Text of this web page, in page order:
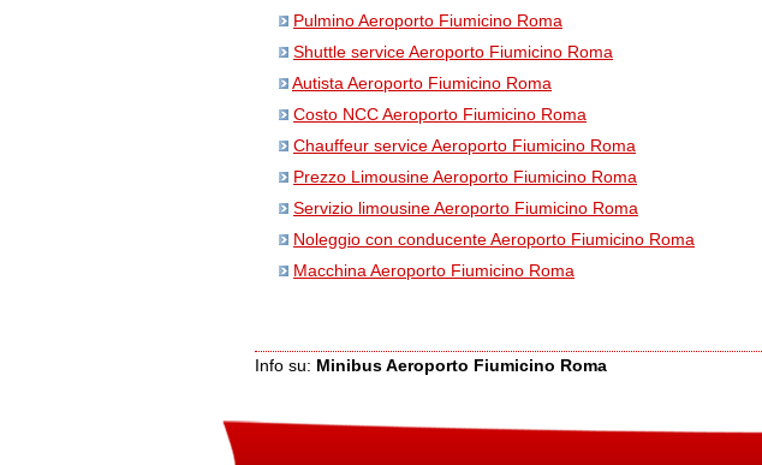
Pulmino Aeroporto Fiumicino Roma
Shuttle service Aeroporto Fiumicino Roma
Autista Aeroporto Fiumicino Roma
Costo NCC Aeroporto Fiumicino Roma
Chauffeur service Aeroporto Fiumicino Roma
Prezzo Limousine Aeroporto Fiumicino Roma
Servizio limousine Aeroporto Fiumicino Roma
Noleggio con conducente Aeroporto Fiumicino Roma
Macchina Aeroporto Fiumicino Roma
Info su: Minibus Aeroporto Fiumicino Roma